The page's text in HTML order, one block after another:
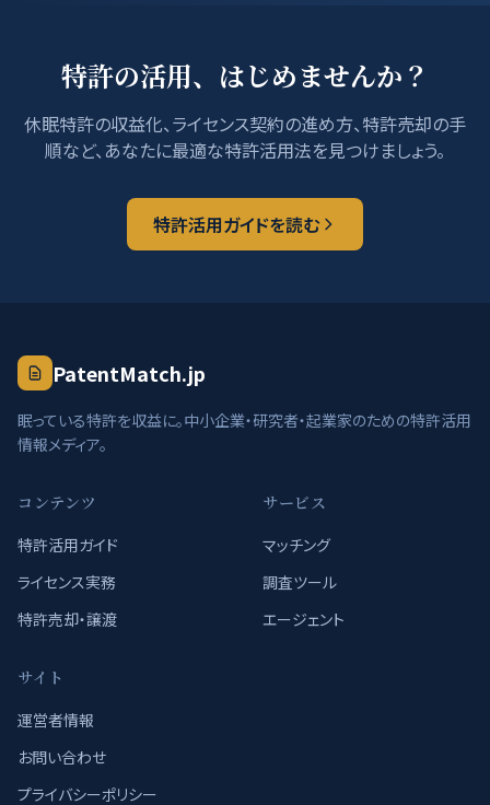
特許の活用、はじめませんか？
休眠特許の収益化、ライセンス契約の進め方、特許売却の手
順など、あなたに最適な特許活用法を見つけましょう。
特許活用ガイドを読む
PatentMatch.jp
眠っている特許を収益に。中小企業・研究者・起業家のための特許活用
情報メディア。
コンテンツ
特許活用ガイド
ライセンス実務
特許売却・譲渡
サービス
マッチング
調査ツール
エージェント
サイト
運営者情報
お問い合わせ
プライバシーポリシー